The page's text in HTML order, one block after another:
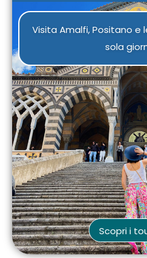
Visita Amalfi, Positano e
sola
Scopri i